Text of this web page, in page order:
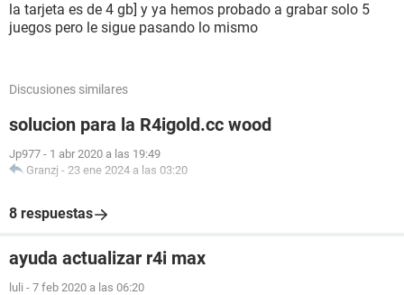
la tarjeta es de 4 gb] y ya hemos probado a grabar solo 5
juegos pero le sigue pasando lo mismo
Discusiones similares
solucion para la R4igold.cc wood
Jp977 - 1 abr 2020 a las 19:49
Granzj - 23 ene 2024 a las 03:20
8 respuestas
ayuda actualizar r4i max
luli - 7 feb 2020 a las 06:20